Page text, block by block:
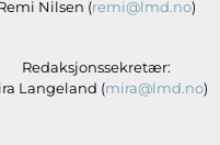
Nilsen (remi@lmd.no)
Redaksjonssekretær:
Langeland (mira@lmd.no)